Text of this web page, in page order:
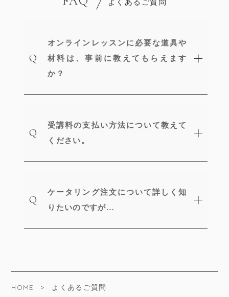
よくあるご質問
オンラインレッスンに必要な道具や
材料は、事前に教えてもらえます
か？
受講料の支払い方法について教えて
ください。
ケータリング注文について詳しく知
りたいのですが…
HOME よくあるご質問